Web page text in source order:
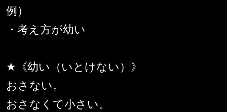
例）
・考え方が幼い
★《幼い（いとけない）》
おさない。
おさなくて小さい。